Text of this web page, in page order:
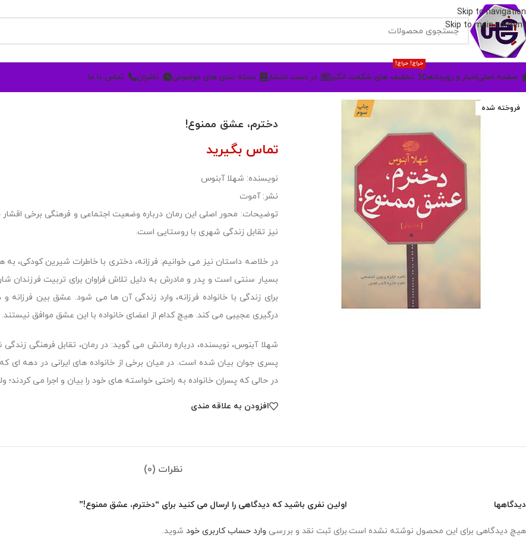
Skip to navigation
Skip to main content
صفحه اصلیاخبار و رویدادها تخفیف های شگفت انگیز
حراج! حراج!
در دست انتشار دسته بندی های موضوعی ناشران تماس با ما
فروخته شده
دخترم، عشق ممنوع!
تماس بگیرید
نویسنده: شهلا آبنوس
نشر: آموت
نیز تقابل زندگی شهری با روستایی است.
در خلاصه داستان نیز می خوانیم: فرزانه، دختری با خاطرات شیرین کودکی، به
بسیار سنتی است و پدر و مادرش به دلیل تلاش فراوان برای تربیت فرزندان
برای زندگی با خانواده فرزانه، وارد زندگی آن ها می شود. عشق بین فرزانه و
درگیری عجیبی می کند. هیچ کدام از اعضای خانواده با این عشق موافق نیستند.
شهلا آبنوس، نویسنده، درباره رمانش می گوید: در رمان، تقابل فرهنگی
پسری جوان بیان شده است. در میان برخی از خانواده های ایرانی در دهه ای
در حالی که پسران خانواده به راحتی خواسته های خود را بیان و اجرا می
افزودن به علاقه مندی
نظرات (0)
دیدگاهها
هیچ دیدگاهی برای این محصول نوشته نشده است.
اولین نفری باشید که دیدگاهی را ارسال می کنید برای “دخترم، عشق ممنوع!”
برای ثبت نقد و بررسی وارد حساب کاربری خود شوید.